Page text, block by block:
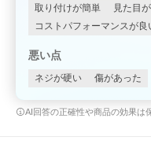
取り付けが簡単 見た目
コストパフォーマンスが良
悪い点
ネジが硬い 傷があった
AI回答の正確性や商品の効果は